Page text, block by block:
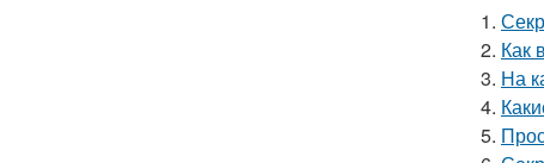
1.
2. Как
3. На
4.
5.